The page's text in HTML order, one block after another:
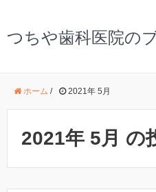
つちや歯科医院の
ホーム / 2021年 5月
2021年 5月 の